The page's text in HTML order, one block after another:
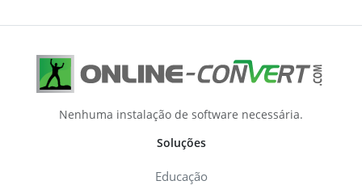
Nenhuma instalação de software necessária.
Soluções
Educação